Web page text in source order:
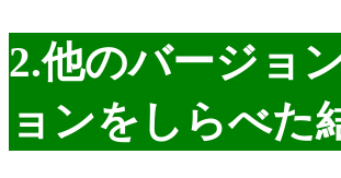
2.他のバージョ
ョンをしらべた